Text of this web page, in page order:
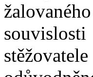
žalovaného
stěžovatele